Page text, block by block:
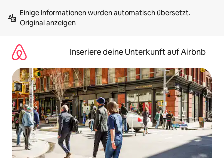
Inhalten
springenOriginal anzeigen
Inseriere deine Unterkunft auf Airbnb